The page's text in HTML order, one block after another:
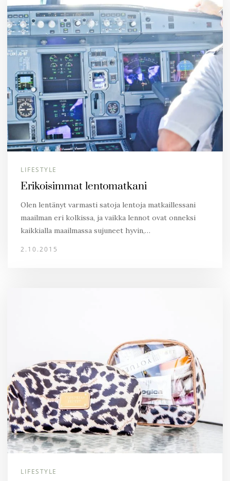
LIFESTYLE
Erikoisimmat lentomatkani
Olen lentänyt varmasti satoja lentoja matkaillessani
maailman eri kolkissa, ja vaikka lennot ovat onneksi
kaikkialla maailmassa sujuneet hyvin,…
2.10.2015
LIFESTYLE